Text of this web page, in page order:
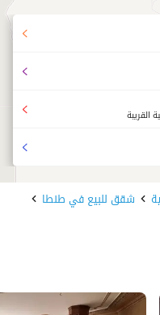
القريبة
شقق للبيع في طنطا